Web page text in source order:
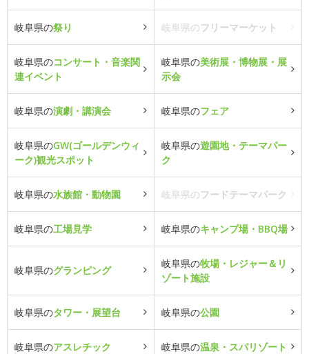
岐阜県の祭り 岐阜県のフリーマーケット
岐阜県のコンサート・音楽関
連イベント
岐阜県の美術展・博物展・展
示会
岐阜県の演劇・講演会 岐阜県のフェア
岐阜県のGW(ゴールデンウィ
ーク)観光スポット
岐阜県の遊園地・テーマパー
ク
岐阜県の水族館・動物園 岐阜県のフードテーマパーク
岐阜県の工場見学 岐阜県のキャンプ場・BBQ場
岐阜県のグランピング
岐阜県の牧場・レジャー＆リ
ゾート施設
岐阜県のタワー・展望台 岐阜県の公園
岐阜県のアスレチック 岐阜県の温泉・スパリゾート